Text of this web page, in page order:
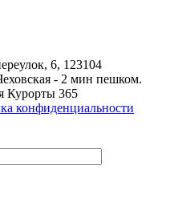
6, 123104
- 2 мин пешком.
Курорты 365
конфиденциальности